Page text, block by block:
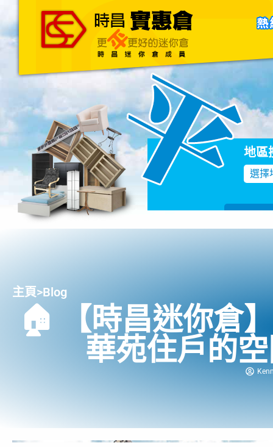
主頁 關於我們 聯絡我們
地區
選擇
主頁>Blog
🏠 【時昌迷你倉
華苑住戶的